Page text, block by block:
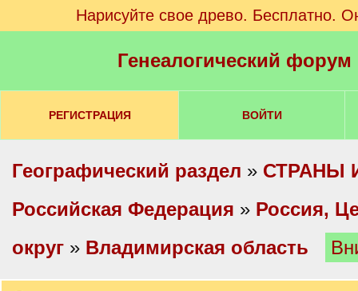
Нарисуйте свое древо. Бесплатно.
Генеалогический
РЕГИСТРАЦИЯ ВОЙТИ
Географический раздел » СТРАНЫ
Российская Федерация » Россия,
округ » Владимирская область